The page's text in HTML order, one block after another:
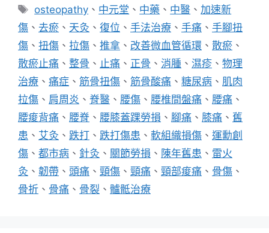
標
籤
osteopathy 、 中元堂 、 中藥 、 中醫 、加速新
傷 、 去瘀 、 天灸 、 復位 、 手法治療 、 手痛 、 手腳扭
傷 、 扭傷 、 拉傷 、 推拿 、 改善微血管循環 、 散瘀 、
散瘀止痛 、 整骨 、 止痛 、 正骨 、 消腫 、 濕疹 、 物理
治療 、 痛症 、 筋骨扭傷 、 筋骨酸痛 、 糖尿病 、 肌肉
拉傷 、 肩周炎 、 脊醫 、 腰傷 、 腰椎間盤痛 、 腰痛 、
腰痠背痛 、 腰脊 、 腰膝蓋踝勞損 、 腳痛 、 膝痛 、 舊
患 、 艾灸 、 跌打 、 跌打傷患 、 軟組織損傷 、 運勳創
傷 、 都市病 、 針灸 、 關節勞損 、 陳年舊患 、 雷火
灸 、 韌帶 、 頭痛 、 頸傷 、 頸痛 、 頸部痠痛 、 骨傷 、
骨折 、 骨痛 、 骨裂 、 髗骶治療